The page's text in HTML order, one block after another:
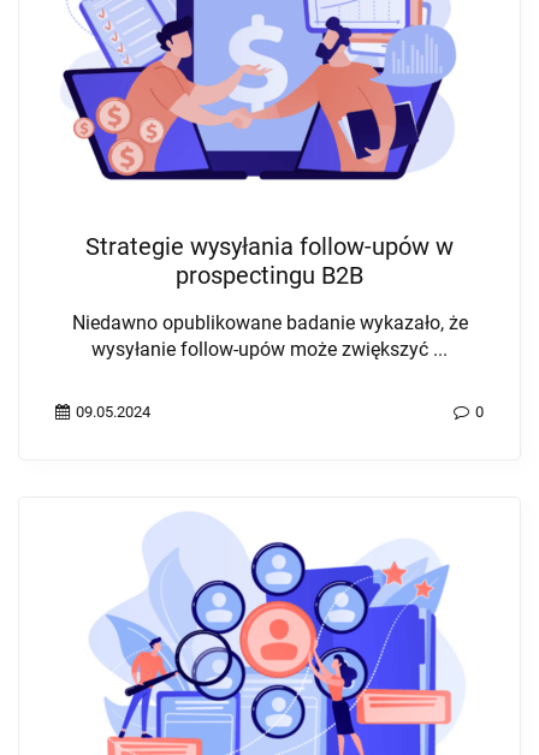
Strategie wysyłania follow-upów w
prospectingu B2B
Niedawno opublikowane badanie wykazało, że
wysyłanie follow-upów może zwiększyć ...
09.05.2024 0